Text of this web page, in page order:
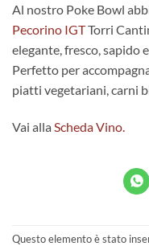
Al nostro Poke Bowl
Pecorino IGTTorri
elegante, fresco, sapido
Perfetto per
piatti vegetariani, carni
Vai alla Scheda Vino.
Questo elemento è stato